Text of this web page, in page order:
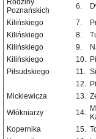
Rodziny
Poznańskich
6.
Kilińskiego
7.
Kilińskiego
8.
Kilińskiego
9.
Kilińskiego
10.
Piłsudskiego
11.
12.
Mickiewicza
13.
Włókniarzy
14.
Kopernika
15.